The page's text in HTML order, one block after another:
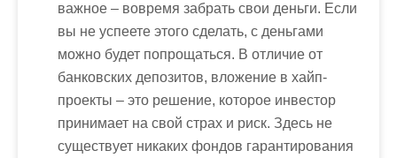
важное – вовремя забрать свои деньги. Если
вы не успеете этого сделать, с деньгами
можно будет попрощаться. В отличие от
банковских депозитов, вложение в хайп-
проекты – это решение, которое инвестор
принимает на свой страх и риск. Здесь не
существует никаких фондов гарантирования